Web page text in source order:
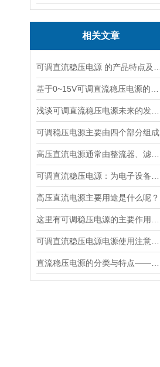
相关文章
可调稳压电源主要由四个部分组成
高压直流电源主要用途是什么呢？